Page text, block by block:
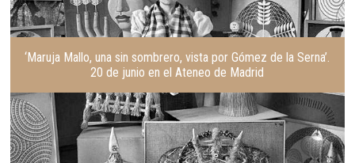
‘Maruja Mallo, una sin sombrero, vista por Gómez de la Serna’.
20 de junio en el Ateneo de Madrid